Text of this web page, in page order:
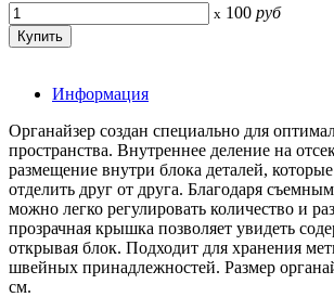
x 100 руб
Информация
Органайзер создан специально для
пространства. Внутреннее деление на
размещение внутри блока деталей,
отделить друг от друга. Благодаря
можно легко регулировать количество и
прозрачная крышка позволяет увидеть
открывая блок. Подходит для хранения
швейных принадлежностей. Размер
см.